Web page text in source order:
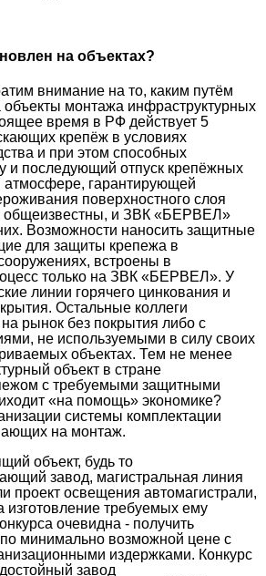
на объектах?
внимание на то, каким путём
объекты монтажа инфраструктурных
время в РФ действует 5
крепёж в условиях
и при этом способных
и последующий отпуск крепёжных
атмосфере, гарантирующей
поверхностного слоя
общеизвестны, и ЗВК «БЕРВЕЛ»
Возможности наносить защитные
для защиты крепежа в
встроены в
только на ЗВК «БЕРВЕЛ». У
линии горячего цинкования и
Остальные коллеги
рынок без покрытия либо с
не используемыми в силу своих
объектах. Тем не менее
объект в стране
с требуемыми защитными
«на помощь» экономике?
системы комплектации
на монтаж.
объект, будь то
завод, магистральная линия
проект освещения автомагистрали,
изготовление требуемых ему
очевидна - получить
минимально возможной цене с
издержками. Конкурс
завод